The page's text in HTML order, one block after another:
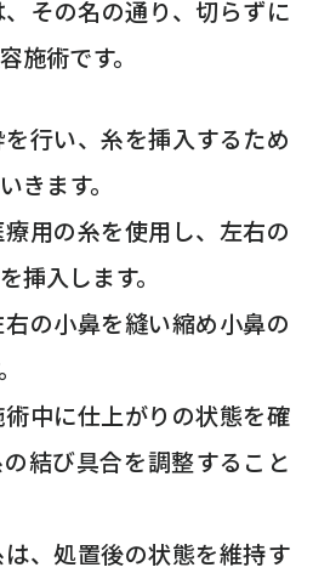
その名の通り、切らずに
施術です。
行い、糸を挿入するため
きます。
用の糸を使用し、左右の
挿入します。
の小鼻を縫い縮め小鼻の
中に仕上がりの状態を確
結び具合を調整すること
、処置後の状態を維持す